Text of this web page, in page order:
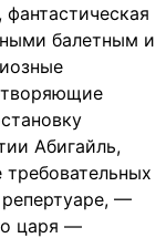
балетным и
Абигайль,
—
царя —